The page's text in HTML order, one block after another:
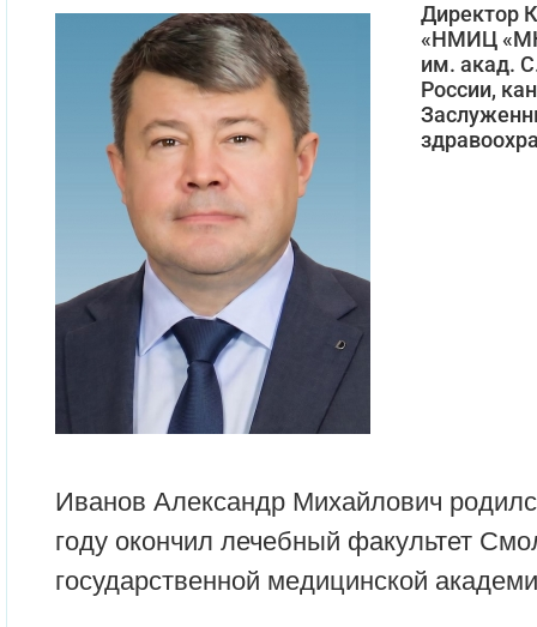
Директор
«НМИЦ
им. акад.
России,
Иванов Александр Михайлович
году окончил лечебный факультет
государственной медицинской